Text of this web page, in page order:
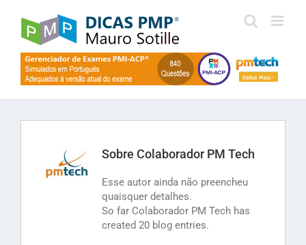
content
Sobre Colaborador PM Tech
Esse autor ainda não preencheu
quaisquer detalhes.
So far Colaborador PM Tech has
created 20 blog entries.